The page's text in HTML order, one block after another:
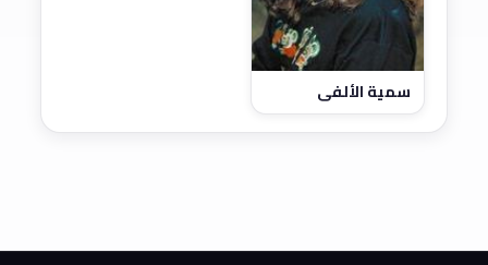
سمية الألفي